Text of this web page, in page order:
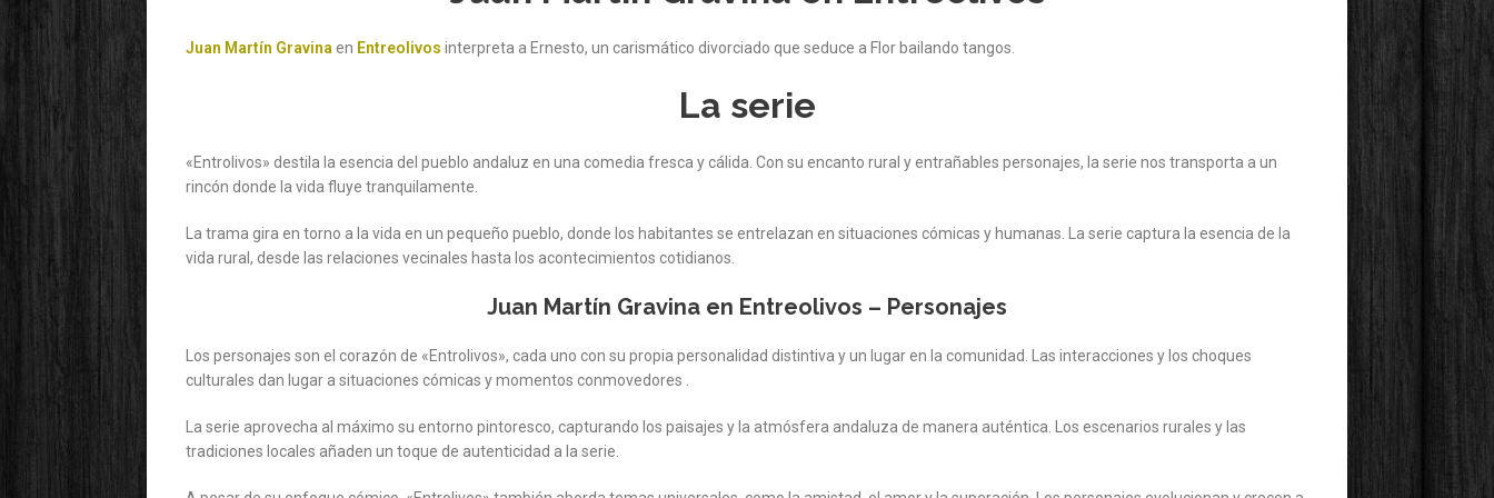
Juan Martín Gravina en Entreolivos interpreta a Ernesto, un carismático divorciado que seduce a Flor bailando tangos.
La serie
«Entrolivos» destila la esencia del pueblo andaluz en una comedia fresca y cálida. Con su encanto rural y entrañables personajes, la serie nos transporta a un
rincón donde la vida fluye tranquilamente.
La trama gira en torno a la vida en un pequeño pueblo, donde los habitantes se entrelazan en situaciones cómicas y humanas. La serie captura la esencia de la
vida rural, desde las relaciones vecinales hasta los acontecimientos cotidianos.
Juan Martín Gravina en Entreolivos – Personajes
Los personajes son el corazón de «Entrolivos», cada uno con su propia personalidad distintiva y un lugar en la comunidad. Las interacciones y los choques
culturales dan lugar a situaciones cómicas y momentos conmovedores .
La serie aprovecha al máximo su entorno pintoresco, capturando los paisajes y la atmósfera andaluza de manera auténtica. Los escenarios rurales y las
tradiciones locales añaden un toque de autenticidad a la serie.